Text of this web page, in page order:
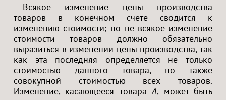
Всякое изменение цены производства
товаров в конечном счёте сводится к
изменению стоимости; но не всякое изменение
стоимости товаров должно обязательно
выразиться в изменении цены производства, так
как эта последняя определяется не только
стоимостью данного товара, но также
совокупной стоимостью всех товаров.
Изменение, касающееся товараA, может быть